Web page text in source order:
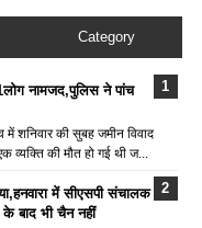
Category
नामजद,पुलिस ने पांच
में शनिवार की सुबह जमीन विवाद
व्यक्ति की मौत हो गई थी ज...
में सीएसपी संचालक
बाद भी चैन नहीं